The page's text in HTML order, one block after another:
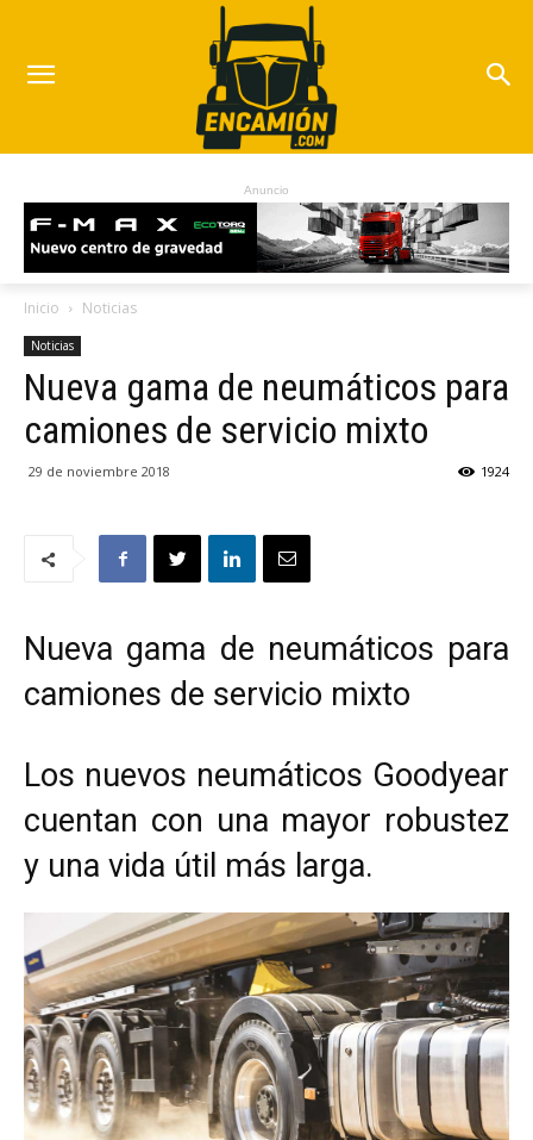
Anuncio
Inicio Noticias
Noticias
Nueva gama de neumáticos para
camiones de servicio mixto
29 de noviembre 2018 1924
Nueva gama de neumáticos para
camiones de servicio mixto
Los nuevos neumáticos Goodyear
cuentan con una mayor robustez
y una vida útil más larga.